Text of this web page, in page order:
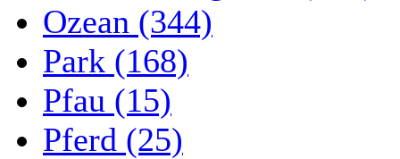
Ozean (344)
Park (168)
Pfau (15)
Pferd (25)